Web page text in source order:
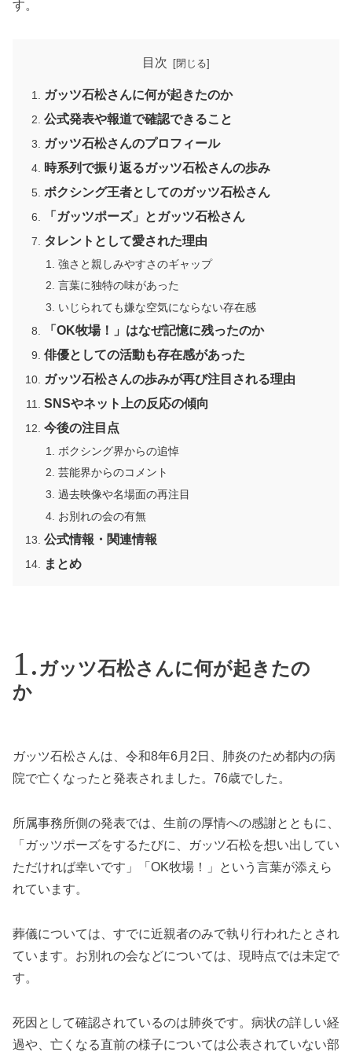
す。
目次
ガッツ石松さんに何が起きたのか
公式発表や報道で確認できること
ガッツ石松さんのプロフィール
時系列で振り返るガッツ石松さんの歩み
ボクシング王者としてのガッツ石松さん
「ガッツポーズ」とガッツ石松さん
タレントとして愛された理由
強さと親しみやすさのギャップ
言葉に独特の味があった
いじられても嫌な空気にならない存在感
「OK牧場！」はなぜ記憶に残ったのか
俳優としての活動も存在感があった
ガッツ石松さんの歩みが再び注目される理由
SNSやネット上の反応の傾向
今後の注目点
ボクシング界からの追悼
芸能界からのコメント
過去映像や名場面の再注目
お別れの会の有無
公式情報・関連情報
まとめ
ガッツ石松さんに何が起きたの
か
ガッツ石松さんは、令和8年6月2日、肺炎のため都内の病
院で亡くなったと発表されました。76歳でした。
所属事務所側の発表では、生前の厚情への感謝とともに、
「ガッツポーズをするたびに、ガッツ石松を想い出してい
ただければ幸いです」「OK牧場！」という言葉が添えら
れています。
葬儀については、すでに近親者のみで執り行われたとされ
ています。お別れの会などについては、現時点では未定で
す。
死因として確認されているのは肺炎です。病状の詳しい経
過や、亡くなる直前の様子については公表されていない部